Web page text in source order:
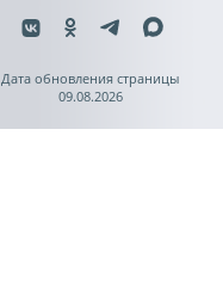
Дата обновления страницы
09.08.2026